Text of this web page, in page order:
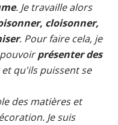
. Je travaille alors
cloisonner,
. Pour faire cela, je
présenter des
et qu'ils puissent se
des matières et
Je suis